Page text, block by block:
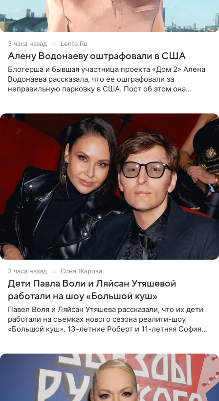
3 часа назад Lenta.Ru
Алену Водонаеву оштрафовали в США
Блогерша и бывшая участница проекта «Дом 2» Алена
Водонаева рассказала, что ее оштрафовали за
неправильную парковку в США. Пост об этом она
3 часа назад Соня Жарова
Дети Павла Воли и Ляйсан Утяшевой
работали на шоу «Большой куш»
Павел Воля и Ляйсан Утяшева рассказали, что их дети
работали на съемках нового сезона реалити-шоу
«Большой куш». 13-летние Роберт и 11-летняя София